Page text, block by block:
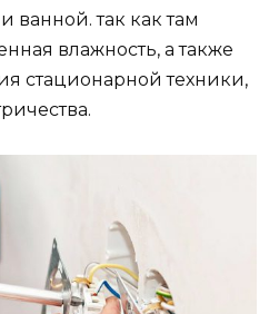
ванной. так как там
влажность, а также
стационарной техники,